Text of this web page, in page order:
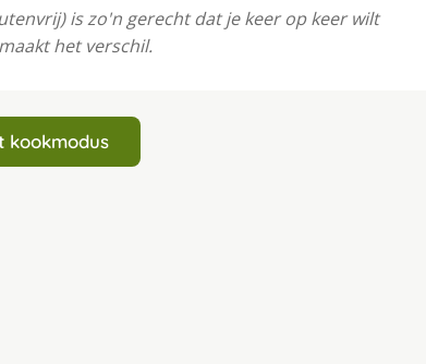
is zo'n gerecht dat je keer op keer wilt
het verschil.
kookmodus